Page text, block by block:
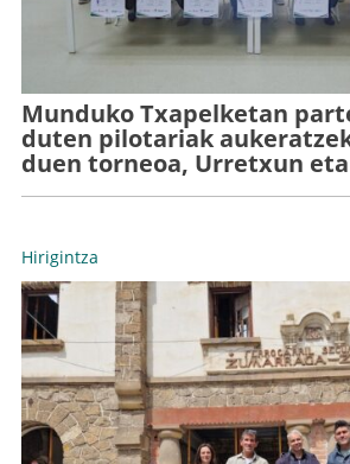
Munduko Txapelketan
duten pilotariak
duen torneoa, Urretxun
Hirigintza